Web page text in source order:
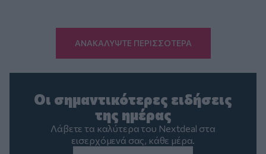
ΑΝΑΚΑΛΥΨΤΕ ΠΕΡΙΣΣΟΤΕΡΑ
Οι σημαντικότερες ειδήσεις
της ημέρας
Λάβετε τα καλύτερα του Nextdeal στα
εισερχόμενά σας, κάθε μέρα.